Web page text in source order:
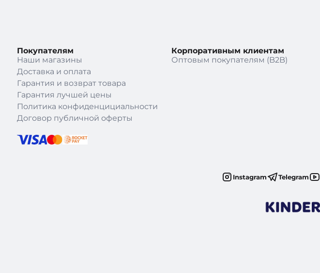
Покупателям
Наши магазины
Доставка и оплата
Гарантия и возврат товара
Гарантия лучшей цены
Политика конфиденцициальности
Договор публичной оферты
Корпоративным клиентам
Оптовым покупателям (B2B)
Instagram Telegram